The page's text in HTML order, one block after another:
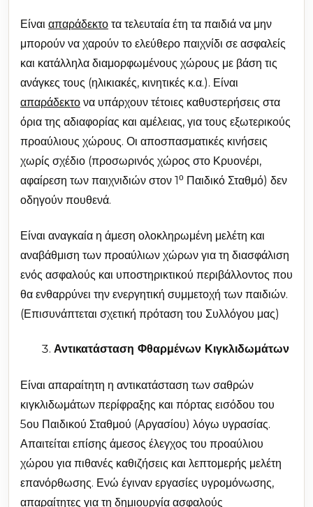
Είναι απαράδεκτο τα τελευταία έτη τα παιδιά να μην
μπορούν να χαρούν το ελεύθερο παιχνίδι σε ασφαλείς
και κατάλληλα διαμορφωμένους χώρους με βάση τις
ανάγκες τους (ηλικιακές, κινητικές κ.α.). Είναι
απαράδεκτο να υπάρχουν τέτοιες καθυστερήσεις στα
όρια της αδιαφορίας και αμέλειας, για τους εξωτερικούς
προαύλιους χώρους. Οι αποσπασματικές κινήσεις
χωρίς σχέδιο (προσωρινός χώρος στο Κρυονέρι,
αφαίρεση των παιχνιδιών στον 1 ο Παιδικό Σταθμό) δεν
οδηγούν πουθενά.
Είναι αναγκαία η άμεση ολοκληρωμένη μελέτη και
αναβάθμιση των προαύλιων χώρων για τη διασφάλιση
ενός ασφαλούς και υποστηρικτικού περιβάλλοντος που
θα ενθαρρύνει την ενεργητική συμμετοχή των παιδιών.
(Επισυνάπτεται σχετική πρόταση του Συλλόγου μας)
Αντικατάσταση Φθαρμένων Κιγκλιδωμάτων
Είναι απαραίτητη η αντικατάσταση των σαθρών
κιγκλιδωμάτων περίφραξης και πόρτας εισόδου του
5ου Παιδικού Σταθμού (Αργασίου) λόγω υγρασίας.
Απαιτείται επίσης άμεσος έλεγχος του προαύλιου
χώρου για πιθανές καθιζήσεις και λεπτομερής μελέτη
επανόρθωσης. Ενώ έγιναν εργασίες υγρομόνωσης,
απαραίτητες για τη δημιουργία ασφαλούς